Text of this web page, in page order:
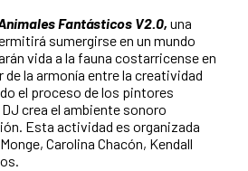
Fantásticos V2.0, una
sumergirse en un mundo
vida a la fauna costarricense en
la armonía entre la creatividad
el proceso de los pintores
crea el ambiente sonoro
Esta actividad es organizada
Carolina Chacón, Kendall